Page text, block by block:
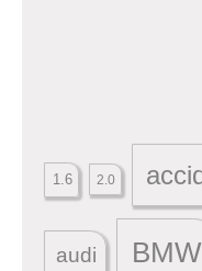
1.6 2.0
audi BMW